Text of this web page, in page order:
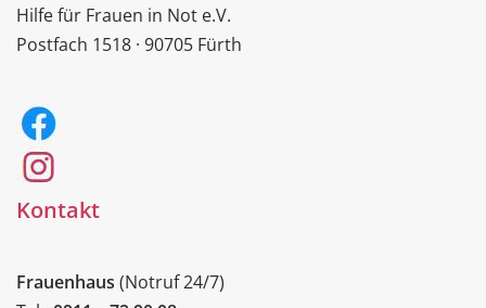
Hilfe für Frauen in Not e.V.
Postfach 1518 · 90705 Fürth
Kontakt
Frauenhaus (Notruf 24/7)